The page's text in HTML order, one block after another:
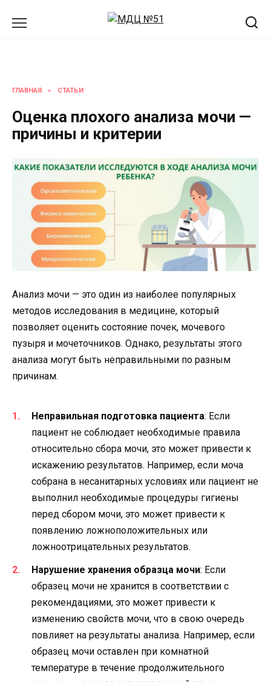
ГЛАВНАЯ » СТАТЬИ
Оценка плохого анализа мочи —
причины и критерии
Анализ мочи — это один из наиболее популярных
методов исследования в медицине, который
позволяет оценить состояние почек, мочевого
пузыря и мочеточников. Однако, результаты этого
анализа могут быть неправильными по разным
причинам.
Неправильная подготовка пациента: Если
пациент не соблюдает необходимые правила
относительно сбора мочи, это может привести к
искажению результатов. Например, если моча
собрана в несанитарных условиях или пациент не
выполнил необходимые процедуры гигиены
перед сбором мочи, это может привести к
появлению ложноположительных или
ложноотрицательных результатов.
Нарушение хранения образца мочи: Если
образец мочи не хранится в соответствии с
рекомендациями, это может привести к
изменению свойств мочи, что в свою очередь
повлияет на результаты анализа. Например, если
образец мочи оставлен при комнатной
температуре в течение продолжительного